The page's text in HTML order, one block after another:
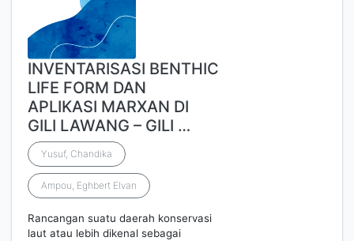
INVENTARISASI BENTHIC
LIFE FORM DAN
APLIKASI MARXAN DI
GILI LAWANG – GILI …
Yusuf, Chandika
Ampou, Eghbert Elvan
Rancangan suatu daerah konservasi
laut atau lebih dikenal sebagai